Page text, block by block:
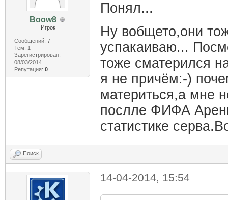
Boow8
Игрок
Сообщений: 7
Тем: 1
Зарегистрирован:
08/03/2014
Репутация: 0
Понял...
Ну вобщето,они
успакаиваю...
тоже сматерился
я не причём:-)
материться,а мне
послле ФИФА
статистике
Поиск
14-04-2014, 15:54